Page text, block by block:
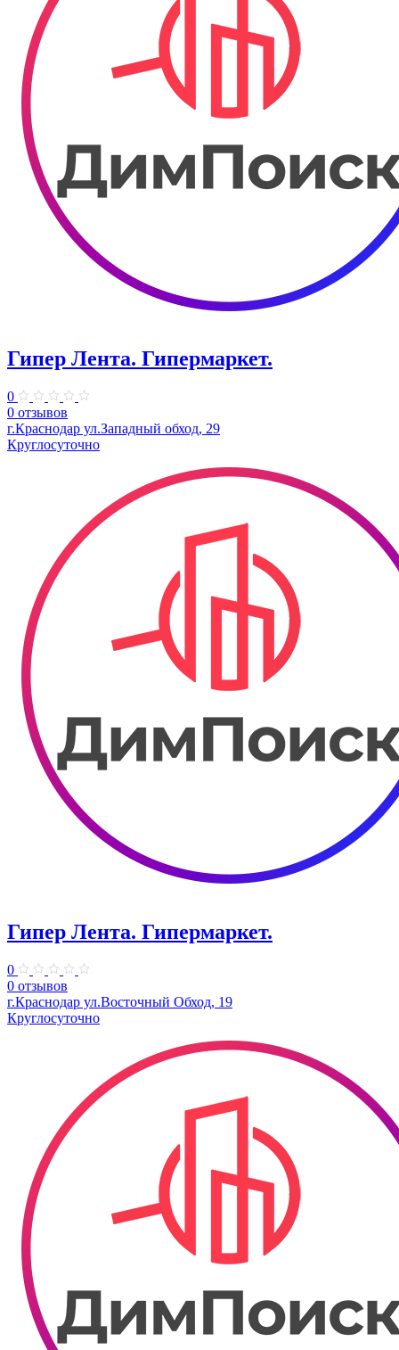
Гипер Лента. Гипермаркет.
0
0 отзывов
г.Краснодар ул.Западный обход, 29
Круглосуточно
Гипер Лента. Гипермаркет.
0
0 отзывов
г.Краснодар ул.Восточный Обход, 19
Круглосуточно